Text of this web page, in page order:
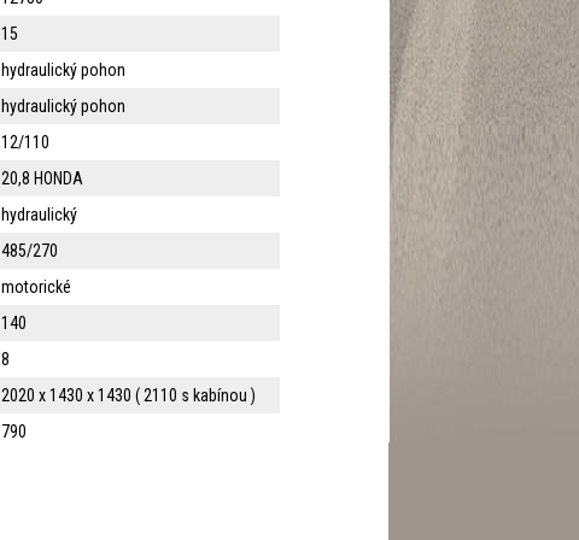
15
hydraulický pohon
hydraulický pohon
12/110
20,8 HONDA
hydraulický
485/270
motorické
140
8
2020 x 1430 x 1430 ( 2110 s kabínou )
790